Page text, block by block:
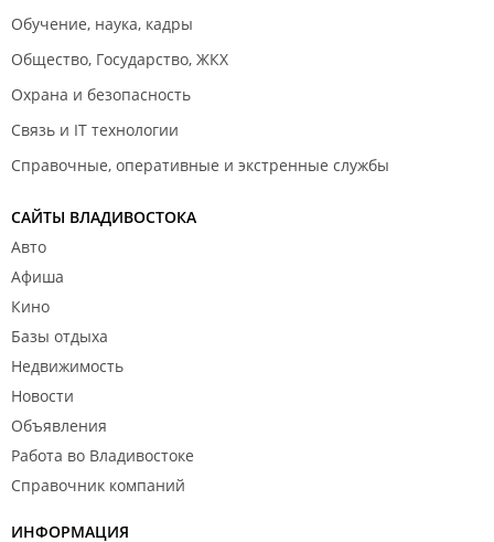
Обучение, наука, кадры
Общество, Государство, ЖКХ
Охрана и безопасность
Связь и IT технологии
Справочные, оперативные и экстренные службы
САЙТЫ ВЛАДИВОСТОКА
Авто
Афиша
Кино
Базы отдыха
Недвижимость
Новости
Объявления
Работа во Владивостоке
Справочник компаний
ИНФОРМАЦИЯ